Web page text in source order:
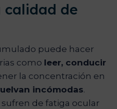
de
puede hacer
como leer, conducir
la concentración en
incómodas.
de fatiga ocular